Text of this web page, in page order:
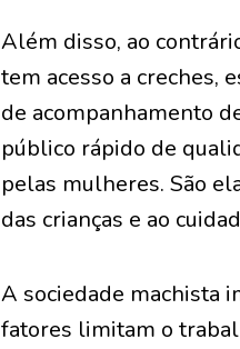
Além disso, ao
tem acesso a creches,
de acompanhamento
público rápido de
pelas mulheres. São
das crianças e ao
A sociedade machista
fatores limitam o